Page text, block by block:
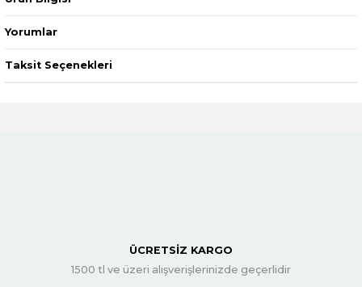
Yorumlar
Taksit Seçenekleri
ÜCRETSİZ KARGO
1500 tl ve üzeri alışverişlerinizde geçerlidir